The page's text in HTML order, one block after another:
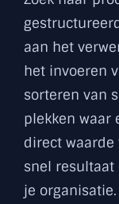
aan het
het invoeren
sorteren van
plekken waar
direct waarde
snel resultaat
je